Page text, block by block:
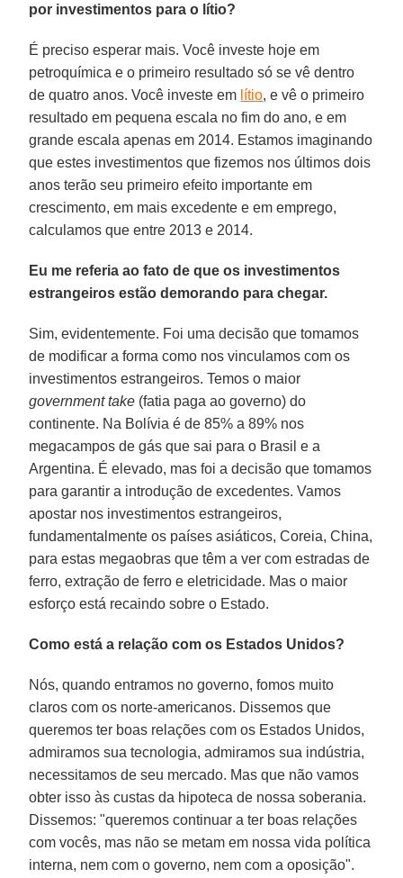
por investimentos para o lítio?
É preciso esperar mais. Você investe hoje em
petroquímica e o primeiro resultado só se vê dentro
de quatro anos. Você investe em lítio, e vê o primeiro
resultado em pequena escala no fim do ano, e em
grande escala apenas em 2014. Estamos imaginando
que estes investimentos que fizemos nos últimos dois
anos terão seu primeiro efeito importante em
crescimento, em mais excedente e em emprego,
calculamos que entre 2013 e 2014.
Eu me referia ao fato de que os investimentos
estrangeiros estão demorando para chegar.
Sim, evidentemente. Foi uma decisão que tomamos
de modificar a forma como nos vinculamos com os
investimentos estrangeiros. Temos o maior
government take (fatia paga ao governo) do
continente. Na Bolívia é de 85% a 89% nos
megacampos de gás que sai para o Brasil e a
Argentina. É elevado, mas foi a decisão que tomamos
para garantir a introdução de excedentes. Vamos
apostar nos investimentos estrangeiros,
fundamentalmente os países asiáticos, Coreia, China,
para estas megaobras que têm a ver com estradas de
ferro, extração de ferro e eletricidade. Mas o maior
esforço está recaindo sobre o Estado.
Como está a relação com os Estados Unidos?
Nós, quando entramos no governo, fomos muito
claros com os norte-americanos. Dissemos que
queremos ter boas relações com os Estados Unidos,
admiramos sua tecnologia, admiramos sua indústria,
necessitamos de seu mercado. Mas que não vamos
obter isso às custas da hipoteca de nossa soberania.
Dissemos: "queremos continuar a ter boas relações
com vocês, mas não se metam em nossa vida política
interna, nem com o governo, nem com a oposição".